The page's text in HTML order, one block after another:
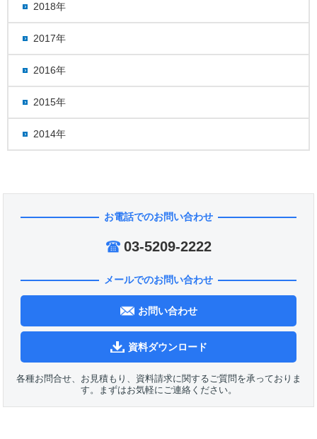
2018年
2017年
2016年
2015年
2014年
お電話でのお問い合わせ
03-5209-2222
メールでのお問い合わせ
お問い合わせ
資料ダウンロード
各種お問合せ、お見積もり、資料請求に関するご質問を承っておりま
す。まずはお気軽にご連絡ください。